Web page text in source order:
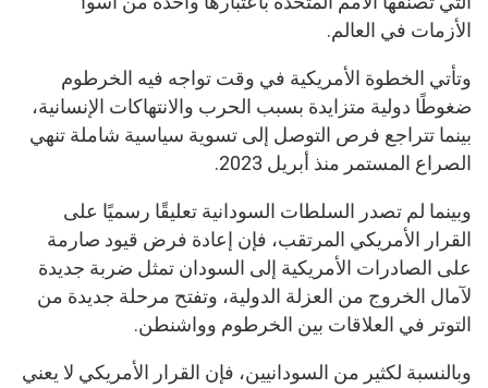
الأزمات في العالم.
وتأتي الخطوة الأمريكية في وقت تواجه فيه الخرطوم
ضغوطًا دولية متزايدة بسبب الحرب والانتهاكات الإنسانية،
بينما تتراجع فرص التوصل إلى تسوية سياسية شاملة تنهي
الصراع المستمر منذ أبريل 2023.
وبينما لم تصدر السلطات السودانية تعليقًا رسميًا على
القرار الأمريكي المرتقب، فإن إعادة فرض قيود صارمة
على الصادرات الأمريكية إلى السودان تمثل ضربة جديدة
لآمال الخروج من العزلة الدولية، وتفتح مرحلة جديدة من
التوتر في العلاقات بين الخرطوم وواشنطن.
وبالنسبة لكثير من السودانيين، فإن القرار الأمريكي لا يعني